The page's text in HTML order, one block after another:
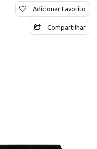
Adicionar Favorito
Compartilhar